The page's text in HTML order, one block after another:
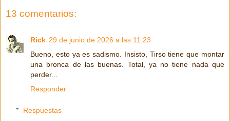
13 comentarios:
Rick 29 de junio de 2026 a las 11:23
Bueno, esto ya es sadismo. Insisto, Tirso tiene que montar
una bronca de las buenas. Total, ya no tiene nada que
perder...
Responder
Respuestas